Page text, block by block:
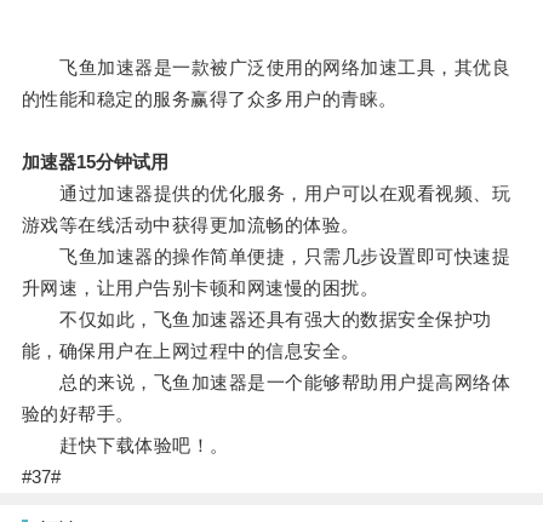
飞鱼加速器是一款被广泛使用的网络加速工具，其优良
的性能和稳定的服务赢得了众多用户的青睐。
加速器15分钟试用
通过加速器提供的优化服务，用户可以在观看视频、玩
游戏等在线活动中获得更加流畅的体验。
飞鱼加速器的操作简单便捷，只需几步设置即可快速提
升网速，让用户告别卡顿和网速慢的困扰。
不仅如此，飞鱼加速器还具有强大的数据安全保护功
能，确保用户在上网过程中的信息安全。
总的来说，飞鱼加速器是一个能够帮助用户提高网络体
验的好帮手。
赶快下载体验吧！。
#37#